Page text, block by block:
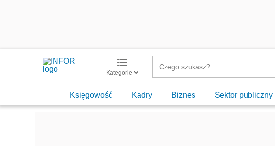
Kategorie
Księgowość Kadry Biznes Sektor publiczny